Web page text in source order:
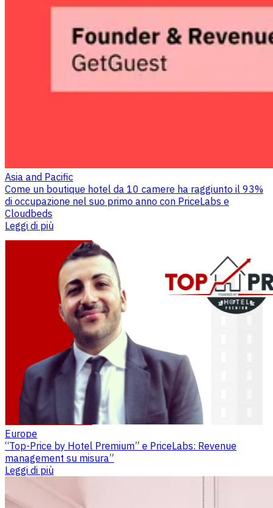
Asia and Pacific
Come un boutique hotel da 10 camere ha raggiunto il 93%
di occupazione nel suo primo anno con PriceLabs e
Cloudbeds
Leggi di più
Europe
“Top-Price by Hotel Premium” e PriceLabs: Revenue
management su misura”
Leggi di più